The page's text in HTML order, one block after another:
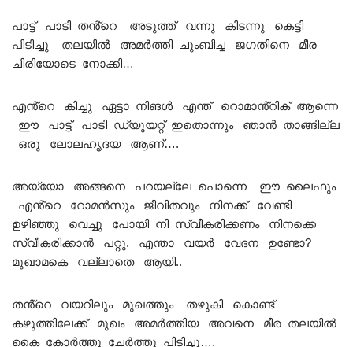
പാട്ട് പാടി തൻ്റെ അടുത്ത് വന്നു കിടന്നു കെട്ടി
പിടിച്ചു തലയിൽ അമർത്തി ചുംബിച്ച ജഗതിനെ മീര
ചിരിയോടെ നോക്കി…
എൻ്റെ കിച്ചു ഏട്ടാ നിങൾ എന്ത് റൊമാൻ്റിക് ആന്നെ
ഈ പാട്ട് പാടി ഡ്യൂയറ്റ് ഇതൊന്നും ഞാൻ താങ്ങില്ല
ഒരു ലോലഹൃദയ ആണ്….
അയ്യോ അങ്ങനെ പറയല്ലേ പൊന്നെ ഈ ലൈഫും
എൻ്റെ റോമൻസും ജീവിതവും നിനക്ക് വേണ്ടി
ഉഴിഞ്ഞു വെച്ചു പോയി നി സ്വീകരിക്കണം നിനക്കെ
സ്വീകരിക്കാൻ പറ്റു. എന്താ വയർ വേദന ഉണ്ടോ?
മുഖാമകെ വല്ലാതെ ആയി..
തൻ്റെ വയറിലും മുഖത്തും തഴുകി കൊണ്ട്
കഴുത്തിലേക്ക് മുഖം അമർത്തിയ അവനെ മീര തലയിൽ
കൈ കോർത്തു ചേർത്തു പിടിച്ചു….